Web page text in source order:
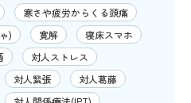
寒さや疲労からくる頭痛
) 寛解
寝床スマホ
対人ストレス
対人緊張
対人葛藤